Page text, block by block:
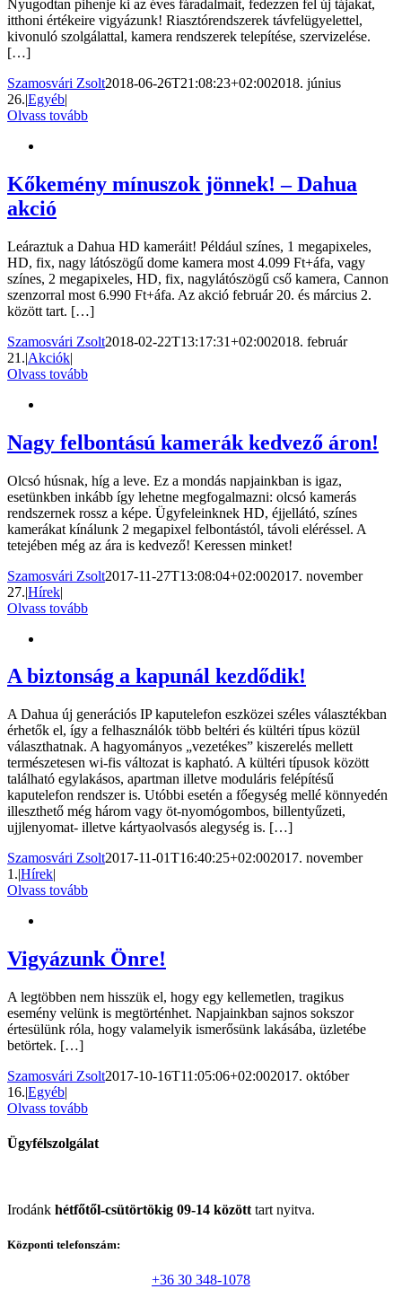
Nyugodtan pihenje ki az éves fáradalmait, fedezzen fel új tájakat,
itthoni értékeire vigyázunk! Riasztórendszerek távfelügyelettel,
kivonuló szolgálattal, kamera rendszerek telepítése, szervizelése.
[…]
Szamosvári Zsolt2018-06-26T21:08:23+02:002018. június
26.|Egyéb|
Olvass tovább
Kőkemény mínuszok jönnek! – Dahua
akció
Leáraztuk a Dahua HD kameráit! Például színes, 1 megapixeles,
HD, fix, nagy látószögű dome kamera most 4.099 Ft+áfa, vagy
színes, 2 megapixeles, HD, fix, nagylátószögű cső kamera, Cannon
szenzorral most 6.990 Ft+áfa. Az akció február 20. és március 2.
között tart. […]
Szamosvári Zsolt2018-02-22T13:17:31+02:002018. február
21.|Akciók|
Olvass tovább
Nagy felbontású kamerák kedvező áron!
Olcsó húsnak, híg a leve. Ez a mondás napjainkban is igaz,
esetünkben inkább így lehetne megfogalmazni: olcsó kamerás
rendszernek rossz a képe. Ügyfeleinknek HD, éjjellátó, színes
kamerákat kínálunk 2 megapixel felbontástól, távoli eléréssel. A
tetejében még az ára is kedvező! Keressen minket!
Szamosvári Zsolt2017-11-27T13:08:04+02:002017. november
27.|Hírek|
Olvass tovább
A biztonság a kapunál kezdődik!
A Dahua új generációs IP kaputelefon eszközei széles választékban
érhetők el, így a felhasználók több beltéri és kültéri típus közül
választhatnak. A hagyományos „vezetékes” kiszerelés mellett
természetesen wi-fis változat is kapható. A kültéri típusok között
található egylakásos, apartman illetve moduláris felépítésű
kaputelefon rendszer is. Utóbbi esetén a főegység mellé könnyedén
illeszthető még három vagy öt-nyomógombos, billentyűzeti,
ujjlenyomat- illetve kártyaolvasós alegység is. […]
Szamosvári Zsolt2017-11-01T16:40:25+02:002017. november
1.|Hírek|
Olvass tovább
Vigyázunk Önre!
A legtöbben nem hisszük el, hogy egy kellemetlen, tragikus
esemény velünk is megtörténhet. Napjainkban sajnos sokszor
értesülünk róla, hogy valamelyik ismerősünk lakásába, üzletébe
betörtek. […]
Szamosvári Zsolt2017-10-16T11:05:06+02:002017. október
16.|Egyéb|
Olvass tovább
Ügyfélszolgálat
Irodánk hétfőtől-csütörtökig 09-14 között tart nyitva.
Központi telefonszám:
+36 30 348-1078